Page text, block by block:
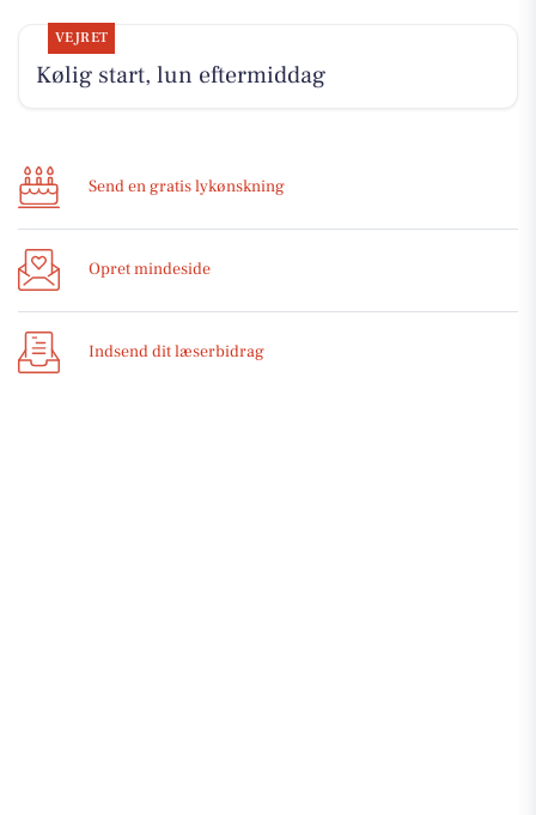
VEJRET
Kølig start, lun eftermiddag
Send en gratis lykønskning
Opret mindeside
Indsend dit læserbidrag